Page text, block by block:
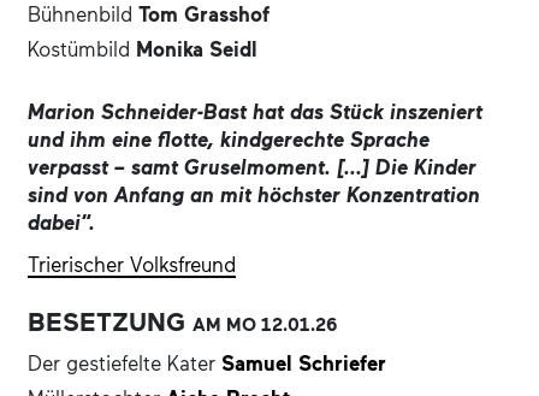
Bühnenbild Tom Grasshof
Kostümbild Monika Seidl
Marion Schneider-Bast hat das Stück inszeniert
und ihm eine flotte, kindgerechte Sprache
verpasst – samt Gruselmoment. [...] Die Kinder
sind von Anfang an mit höchster Konzentration
dabei“.
Trierischer Volksfreund
BESETZUNGAM MO12.01.26
Der gestiefelte Kater Samuel Schriefer